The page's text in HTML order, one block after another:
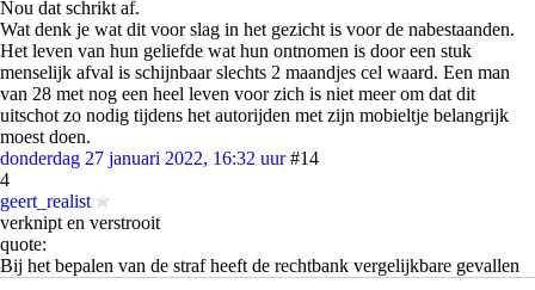
Nou dat schrikt af.
Wat denk je wat dit voor slag in het gezicht is voor de nabestaanden.
Het leven van hun geliefde wat hun ontnomen is door een stuk
menselijk afval is schijnbaar slechts 2 maandjes cel waard. Een man
van 28 met nog een heel leven voor zich is niet meer om dat dit
uitschot zo nodig tijdens het autorijden met zijn mobieltje belangrijk
moest doen.
donderdag 27 januari 2022, 16:32 uur #14
4
geert_realist
verknipt en verstrooit
quote:
Bij het bepalen van de straf heeft de rechtbank vergelijkbare gevallen